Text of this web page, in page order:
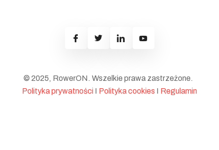
© 2025, RowerON. Wszelkie prawa zastrzeżone.
Polityka prywatności I Polityka cookies I Regulamin